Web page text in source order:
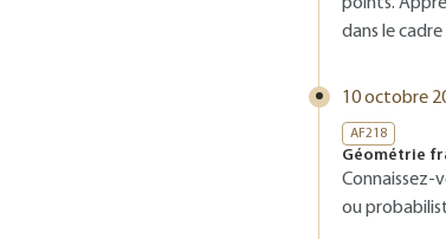
dans le
10 octobre
AF218
Géométrie
Connaissez-
ou